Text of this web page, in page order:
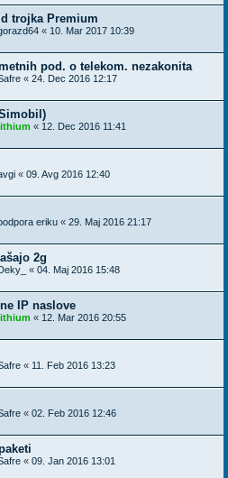
trojka Premium
« 10. Mar 2017 10:39
pod. o telekom. nezakonita
« 24. Dec 2016 12:17
« 12. Dec 2016 11:41
« 09. Avg 2016 12:40
eriku « 29. Maj 2016 21:17
2g
« 04. Maj 2016 15:48
IP naslove
« 12. Mar 2016 20:55
« 11. Feb 2016 13:23
« 02. Feb 2016 12:46
« 09. Jan 2016 13:01